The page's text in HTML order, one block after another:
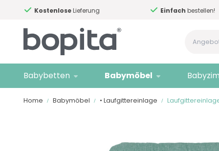
KostenloseLieferung Einfachbestellen!
Babybetten Babymöbel
Home Babymöbel • Laufgittereinlage